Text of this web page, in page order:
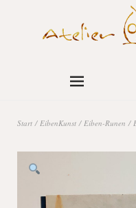
Start / EibenKunst / Eiben-Runen /